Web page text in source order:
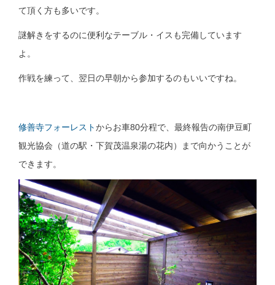
て頂く方も多いです。
謎解きをするのに便利なテーブル・イスも完備しています
よ。
作戦を練って、翌日の早朝から参加するのもいいですね。
修善寺フォーレストからお車80分程で、最終報告の南伊豆町
観光協会（道の駅・下賀茂温泉湯の花内）まで向かうことが
できます。